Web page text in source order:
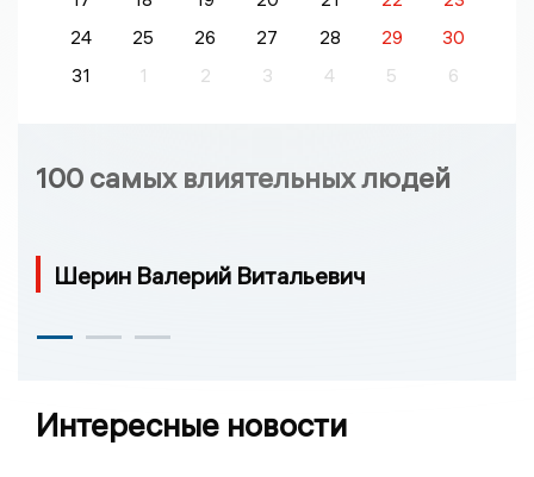
24
25 26 27 28 29
30
31
1 2 3 4 5 6
100 самых влиятельных людей
Шерин Валерий Витальевич
Интересные новости